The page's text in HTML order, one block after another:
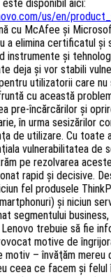
disponibil aici:
us/en/
cu McAfee şi
a elimina certificatul şi
instrumente şi
deja şi vor stabili
utilizatorii care nu
cu această
pre-încărcărilor şi
în urma sesizărilor
de utilizare. Cu toate
vulnerabilitatea de
pe rezolvarea
rapid şi decisive.
fel produsele
şi niciun
segmentului
trebuie să fie
motive de
motiv – învăţăm mereu
ceea ce facem şi felul